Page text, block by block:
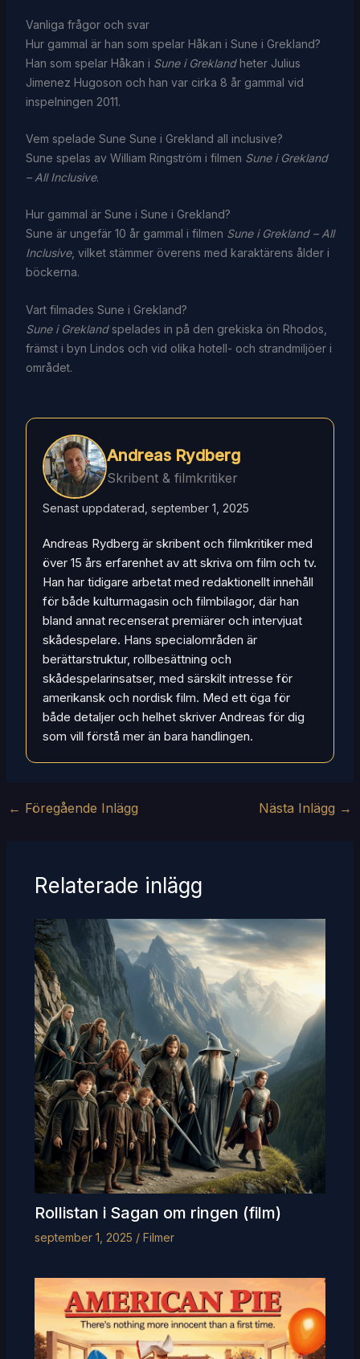
Vanliga frågor och svar
Hur gammal är han som spelar Håkan i Sune i Grekland?
Han som spelar Håkan i Sune i Greklandheter Julius
Jimenez Hugoson och han var cirka 8 år gammal vid
inspelningen 2011.
Vem spelade Sune Sune i Grekland all inclusive?
Sune spelas av William Ringström i filmen Sune i Grekland
– All Inclusive.
Hur gammal är Sune i Sune i Grekland?
Sune är ungefär 10 år gammal i filmen Sune i Grekland – All
Inclusive, vilket stämmer överens med karaktärens ålder i
böckerna.
Vart filmades Sune i Grekland?
Sune i Greklandspelades in på den grekiska ön Rhodos,
främst i byn Lindos och vid olika hotell- och strandmiljöer i
området.
Andreas Rydberg
Skribent & filmkritiker
Senast uppdaterad, september 1, 2025
Andreas Rydberg är skribent och filmkritiker med
över 15 års erfarenhet av att skriva om film och tv.
Han har tidigare arbetat med redaktionellt innehåll
för både kulturmagasin och filmbilagor, där han
bland annat recenserat premiärer och intervjuat
skådespelare. Hans specialområden är
berättarstruktur, rollbesättning och
skådespelarinsatser, med särskilt intresse för
amerikansk och nordisk film. Med ett öga för
både detaljer och helhet skriver Andreas för dig
som vill förstå mer än bara handlingen.
← Föregående Inlägg Nästa Inlägg →
Relaterade inlägg
Rollistan i Sagan om ringen (film)
september 1, 2025 / Filmer